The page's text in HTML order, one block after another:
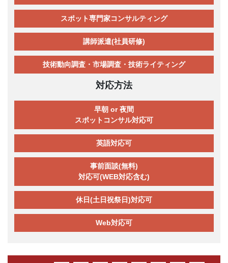
スポット専門家コンサルティング
講師派遣(社員研修)
技術動向調査・市場調査・技術ライティング
対応方法
早朝 or 夜間
スポットコンサル対応可
英語対応可
事前面談(無料)
対応可(WEB対応含む)
休日(土日祝祭日)対応可
Web対応可